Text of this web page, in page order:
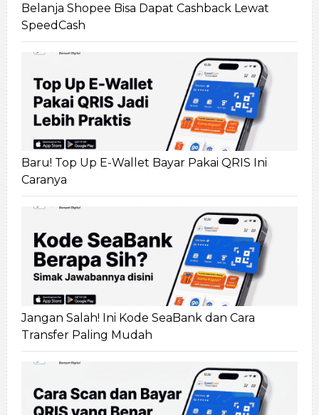
Belanja Shopee Bisa Dapat Cashback Lewat
SpeedCash
Baru! Top Up E-Wallet Bayar Pakai QRIS Ini
Caranya
Jangan Salah! Ini Kode SeaBank dan Cara
Transfer Paling Mudah